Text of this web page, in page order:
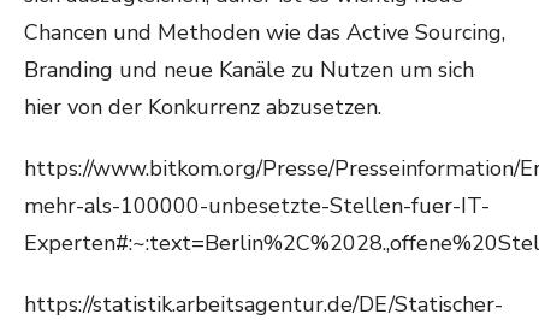
Chancen und Methoden wie das Active Sourcing,
Branding und neue Kanäle zu Nutzen um sich
hier von der Konkurrenz abzusetzen.
https://www.bitkom.org/Presse/Presseinformation/
mehr-als-100000-unbesetzte-Stellen-fuer-IT-
https://statistik.arbeitsagentur.de/DE/Statischer-